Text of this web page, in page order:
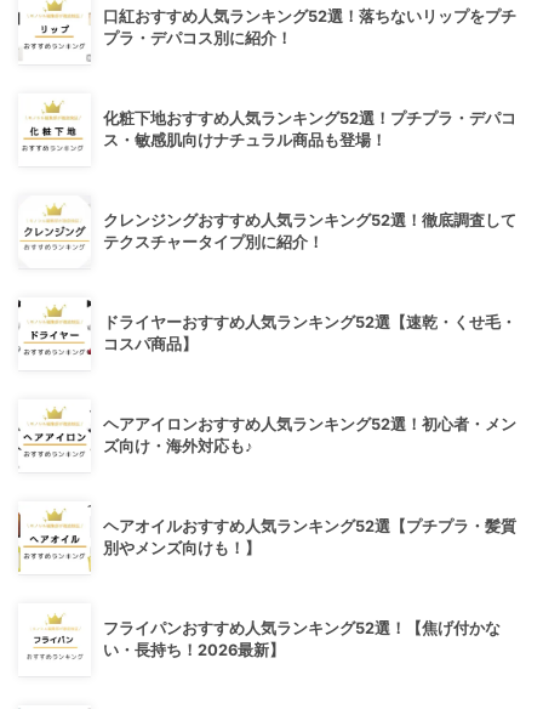
口紅おすすめ人気ランキング52選！落ちないリップをプチ
プラ・デパコス別に紹介！
化粧下地おすすめ人気ランキング52選！プチプラ・デパコ
ス・敏感肌向けナチュラル商品も登場！
クレンジングおすすめ人気ランキング52選！徹底調査して
テクスチャータイプ別に紹介！
ドライヤーおすすめ人気ランキング52選【速乾・くせ毛・
コスパ商品】
ヘアアイロンおすすめ人気ランキング52選！初心者・メン
ズ向け・海外対応も♪
ヘアオイルおすすめ人気ランキング52選【プチプラ・髪質
別やメンズ向けも！】
フライパンおすすめ人気ランキング52選！【焦げ付かな
い・長持ち！2026最新】